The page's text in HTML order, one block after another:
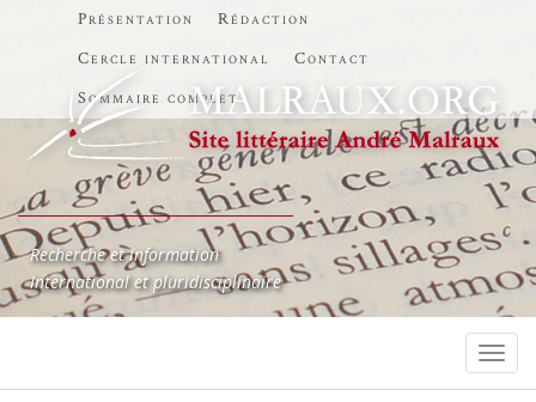
Présentation
Rédaction
Cercle international
Contact
Sommaire complet
Recherche et information
International et pluridisciplinaire